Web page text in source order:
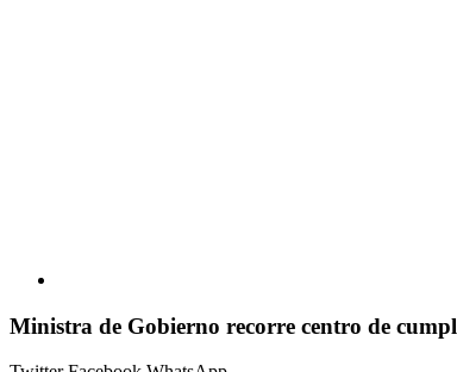
Ministra de Gobierno recorre centro de